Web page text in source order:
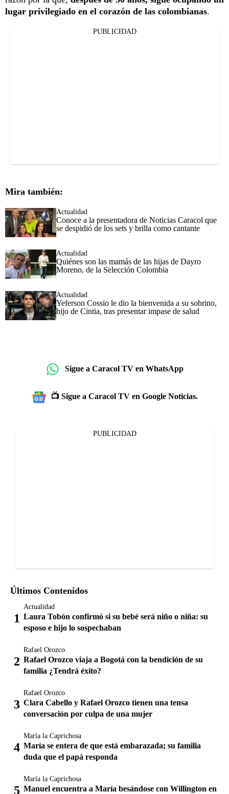
lugar privilegiado en el corazón de las colombianas.
PUBLICIDAD
Mira también:
Actualidad
Conoce a la presentadora de Noticias Caracol que
se despidió de los sets y brilla como cantante
Actualidad
Quiénes son las mamás de las hijas de Dayro
Moreno, de la Selección Colombia
Actualidad
Yeferson Cossio le dio la bienvenida a su sobrino,
hijo de Cintia, tras presentar impase de salud
Sigue a Caracol TV en WhatsApp
📺 Sigue a Caracol TV en Google Noticias.
PUBLICIDAD
Últimos Contenidos
Actualidad
Laura Tobón confirmó si su bebé será niño o niña: su
esposo e hijo lo sospechaban
Rafael Orozco
Rafael Orozco viaja a Bogotá con la bendición de su
familia ¿Tendrá éxito?
Rafael Orozco
Clara Cabello y Rafael Orozco tienen una tensa
conversación por culpa de una mujer
María la Caprichosa
María se entera de que está embarazada; su familia
duda que el papá responda
María la Caprichosa
Manuel encuentra a María besándose con Willington en